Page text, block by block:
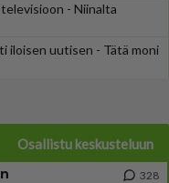
- Niinalta
iloisen uutisen - Tätä moni
Osallistu keskusteluun
328